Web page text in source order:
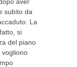
subito da
La
si
del piano
vogliono